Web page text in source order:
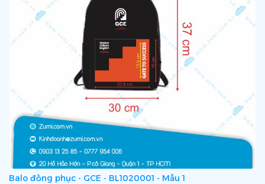
Balo đồng phục - GCE - BL1020001 - Mẫu 1